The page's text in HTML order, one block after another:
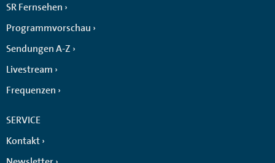
SR Fernsehen
Programmvorschau
Sendungen A-Z
Livestream
Frequenzen
SERVICE
Kontakt